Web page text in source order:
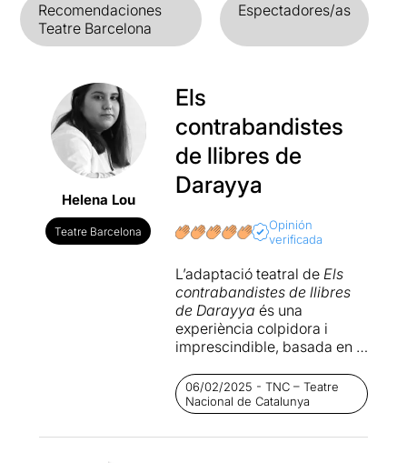
Recomendaciones
Teatre Barcelona
Espectadores/as
Helena Lou
Teatre Barcelona
Els
contrabandistes
de llibres de
Darayya
Opinión
verificada
L’adaptació teatral de Els
contrabandistes de llibres
de Darayya és una
experiència colpidora i
imprescindible, basada en el
Minoui. Dirigida per Iban
Beltran i interpretada per
Ilyass El Ouahdani, Laura
Rosel, Marwan Sabri i
06/02/2025 - TNC – Teatre
Nacional de Catalunya